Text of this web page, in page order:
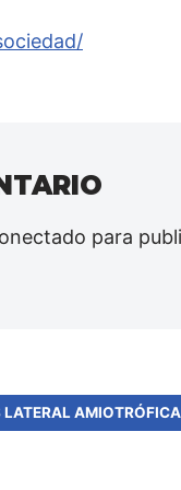
para
LATERAL AMIOTRÓFICA